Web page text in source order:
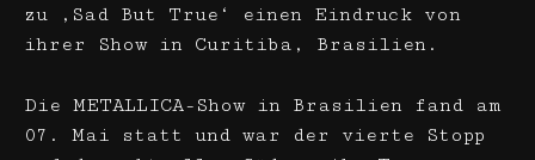
zu ‚Sad But True‘ einen Eindruck von
ihrer Show in Curitiba, Brasilien.
Die METALLICA-Show in Brasilien fand am
07. Mai statt und war der vierte Stopp